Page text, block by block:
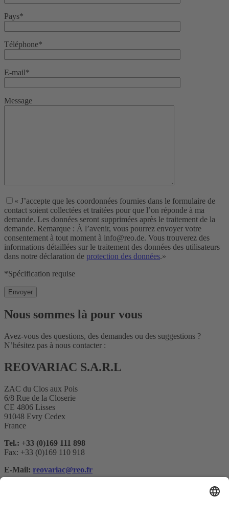
Pays*
Téléphone*
E-mail*
Message
« J’accepte que les coordonnées fournies dans le formulaire de
contact soient collectées et traitées pour que l’on réponde à ma
demande. Les données seront supprimées après le traitement de la
demande. Remarque : À l’avenir, vous pourrez envoyer votre
consentement à tout moment à info@reo.de. Vous trouverez des
informations détaillées sur le traitement des données des utilisateurs
dans notre déclaration de protection des données.»
*Spécification requise
Nous sommes là pour vous
Avez-vous des questions, des demandes ou des suggestions ?
N’hésitez pas à nous contacter :
REOVARIAC S.A.R.L
ZAC du Clos aux Pois
6/8 Rue de la Closerie
CE 4806 Lisses
91048 Evry Cedex
France
Tel.: +33 (0)169 111 898
Fax: +33 (0)169 110 918
E-Mail: reovariac@reo.fr